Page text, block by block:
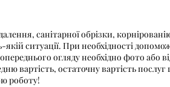
санітарної обрізки,
ситуації. При необхідності
огляду необхідно фото або
вартість, остаточну вартість
роботу!